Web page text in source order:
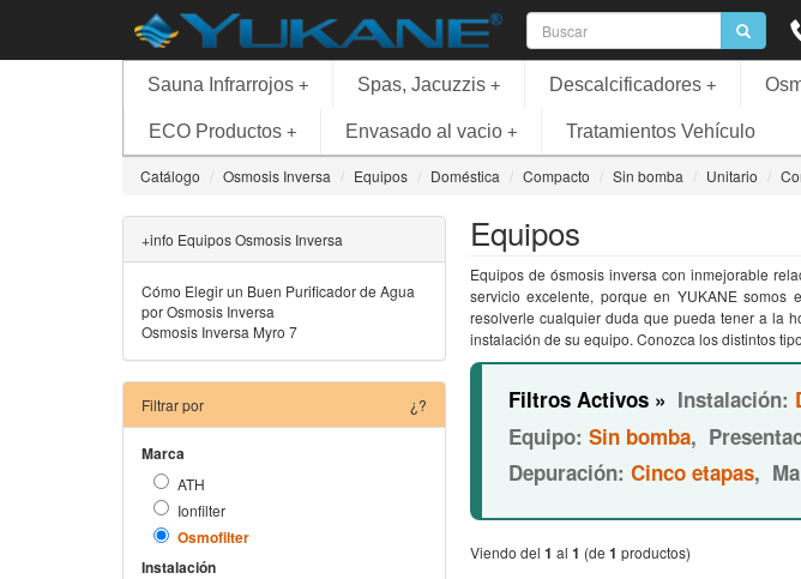
+
Sauna Infrarrojos +
Spas, Jacuzzis +
Descalcificadores
+
ECO Productos +
Envasado al vacio Tratamientos Vehículo
Catálogo Osmosis Inversa Equipos Doméstica Compacto Sin bomba Unitario
Equipos
Equipos de ósmosis inversa con inmejorable
servicio excelente, porque en YUKANE
resolverle cualquier duda que pueda tener a la
instalación de su equipo. Conozca los distintos
Filtros Activos » Instalación:
Equipo: Sin bomba,
Depuración: Cinco etapas,
Viendo del 1 al 1 (de 1 productos)
+info Equipos Osmosis Inversa
Cómo Elegir un Buen Purificador de Agua
por Osmosis Inversa
Osmosis Inversa Myro 7
Filtrar por ¿?
Marca
ATH
Ionfilter
Osmofilter
Instalación